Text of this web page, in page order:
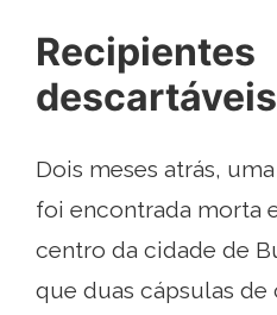
Recipientes
descartáveis
Dois meses atrás,
foi encontrada morta
centro da cidade de
que duas cápsulas